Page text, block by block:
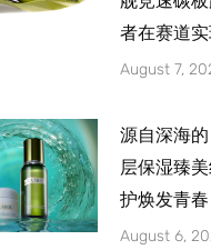
者在赛道实
August 7,
源自深海
层保湿臻
护焕发青春
August 6,